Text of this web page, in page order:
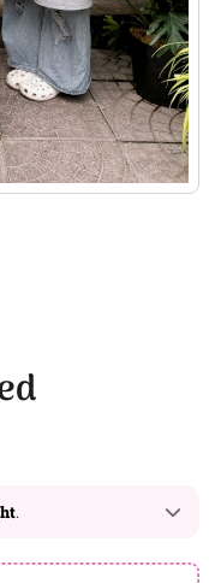
.
tích lũy khi mua